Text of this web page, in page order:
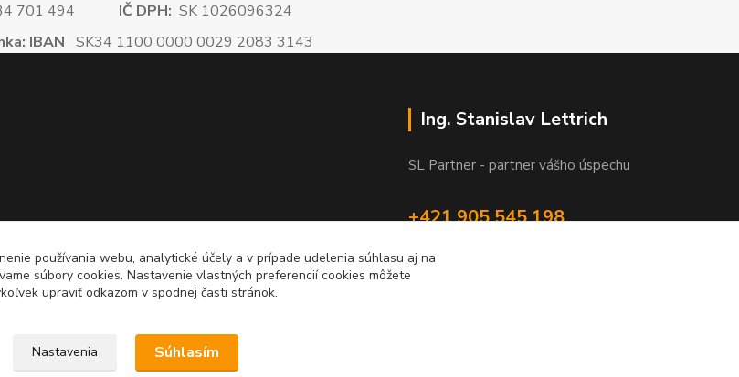
701 494 IČ DPH: SK 1026096324
IBAN SK34 1100 0000 0029 2083 3143
Ing. Stanislav Lettrich
SL Partner - partner vášho úspechu
+421 905 545 198
používania webu, analytické účely a v prípade udelenia súhlasu aj na
súbory cookies. Nastavenie vlastných preferencií cookies môžete
upraviť odkazom v spodnej časti stránok.
Nastavenia Súhlasím